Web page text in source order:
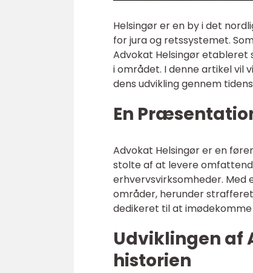
Helsingør er en by i det
for jura og retssystemet.
Advokat Helsingør etableret
i området. I denne artikel vil
dens udvikling gennem
En
Advokat Helsingør er en
stolte af at levere
erhvervsvirksomheder.
områder, herunder
dedikeret til at imødekomme
Udviklingen af
historien